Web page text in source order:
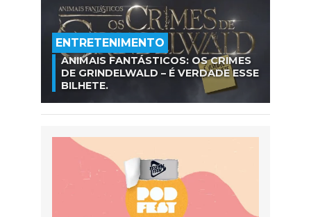
ENTRETENIMENTO
ANIMAIS FANTÁSTICOS: OS CRIMES
DE GRINDELWALD – É VERDADE ESSE
BILHETE.